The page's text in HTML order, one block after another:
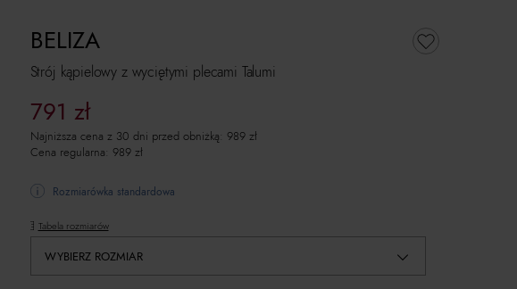
Strój kąpielowy z wyciętymi plecami Talumi
BELIZA
791 zł
Najniższa cena z 30 dni przed obniżką: 989 zł
Cena regularna: 989 zł
Rozmiarówka standardowa
Tabela rozmiarów
WYBIERZ ROZMIAR